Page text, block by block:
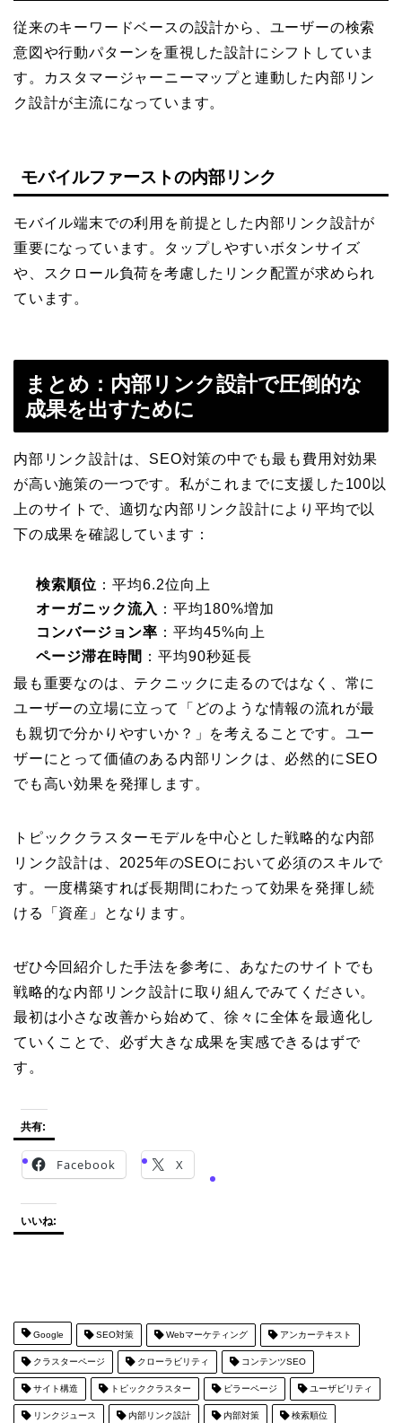
従来のキーワードベースの設計から、ユーザーの検索
意図や行動パターンを重視した設計にシフトしていま
す。カスタマージャーニーマップと連動した内部リン
ク設計が主流になっています。
モバイルファーストの内部リンク
モバイル端末での利用を前提とした内部リンク設計が
重要になっています。タップしやすいボタンサイズ
や、スクロール負荷を考慮したリンク配置が求められ
ています。
まとめ：内部リンク設計で圧倒的な
成果を出すために
内部リンク設計は、SEO対策の中でも最も費用対効果
が高い施策の一つです。私がこれまでに支援した100以
上のサイトで、適切な内部リンク設計により平均で以
下の成果を確認しています：
検索順位 ：平均6.2位向上
オーガニック流入 ：平均180%増加
コンバージョン率 ：平均45%向上
ページ滞在時間 ：平均90秒延長
最も重要なのは、テクニックに走るのではなく、常に
ユーザーの立場に立って「どのような情報の流れが最
も親切で分かりやすいか？」を考えることです。ユー
ザーにとって価値のある内部リンクは、必然的にSEO
でも高い効果を発揮します。
トピッククラスターモデルを中心とした戦略的な内部
リンク設計は、2025年のSEOにおいて必須のスキルで
す。一度構築すれば長期間にわたって効果を発揮し続
ける「資産」となります。
ぜひ今回紹介した手法を参考に、あなたのサイトでも
戦略的な内部リンク設計に取り組んでみてください。
最初は小さな改善から始めて、徐々に全体を最適化し
ていくことで、必ず大きな成果を実感できるはずで
す。
共有:
Facebook X
いいね:
Google SEO対策 Webマーケティング アンカーテキスト
クラスターページ クローラビリティ コンテンツSEO
サイト構造 トピッククラスター ピラーページ ユーザビリティ
リンクジュース 内部リンク設計 内部対策 検索順位